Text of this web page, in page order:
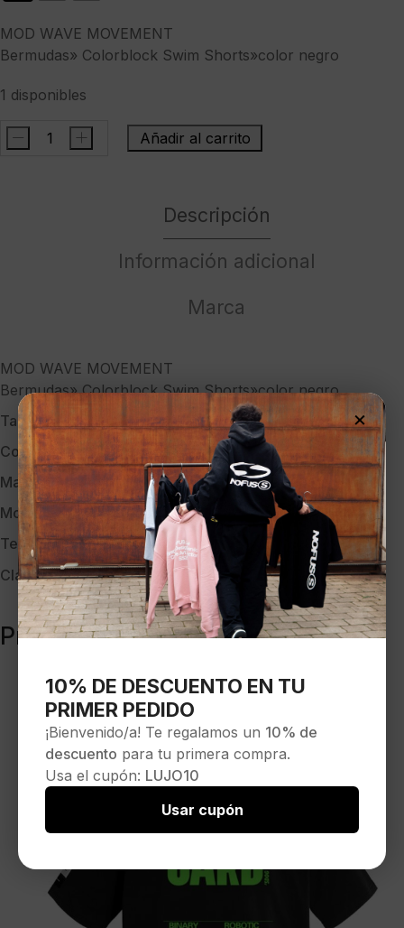
MOD WAVE MOVEMENT
Bermudas» Colorblock Swim Shorts»color negro
1 disponibles
MOD
- + Añadir al carrito
Descripción
Información adicional
Marca
MOD WAVE MOVEMENT
Bermudas» Colorblock Swim Shorts»color negro
Talla:S
Color: NEGRO
Marca: MOD WAVE MOVEMENT
Modelo: MW092040471 BLK-WHT
Temporada:PV-26
Clave:40430
Productos relacionados
×
10% DE DESCUENTO EN TU
PRIMER PEDIDO
¡Bienvenido/a! Te regalamos un 10% de
descuento para tu primera compra.
Usa el cupón: LUJO10
Usar cupón